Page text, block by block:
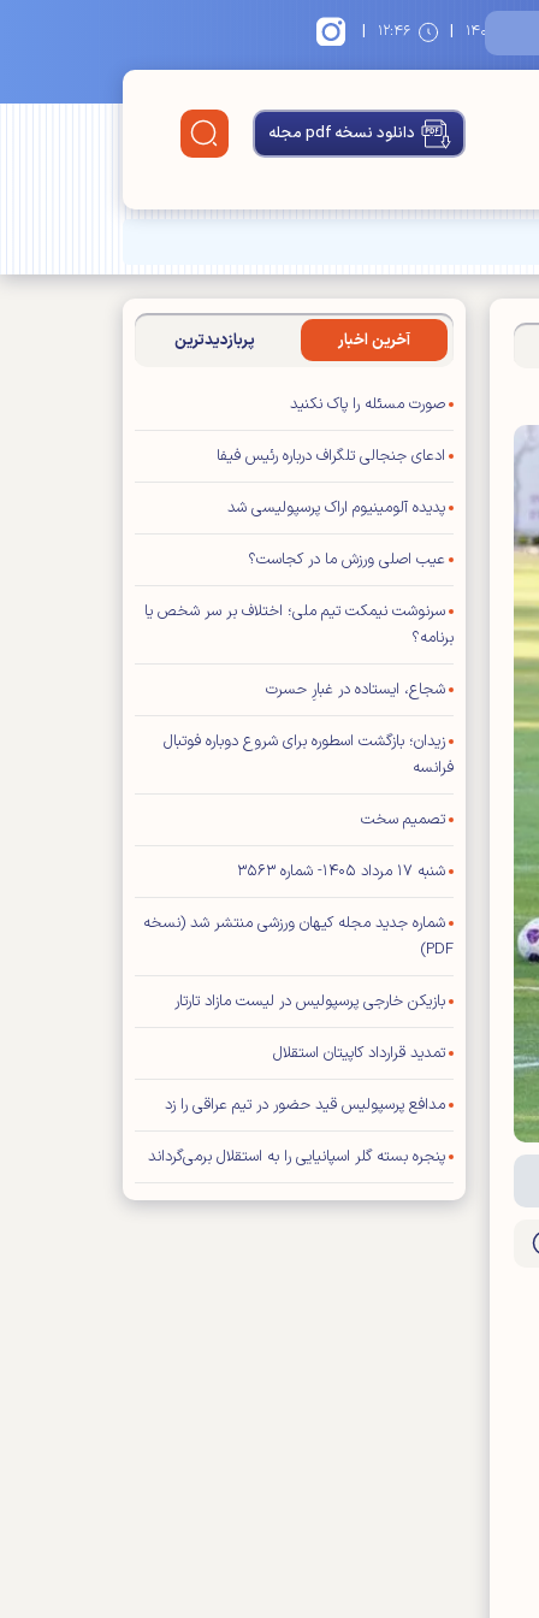
| ۱۲:۴۶ |
دانلود نسخه pdf مجله
آخرین اخبار پربازدیدترین
صورت مسئله را پاک نکنید
ادعای جنجالی تلگراف درباره رئیس فیفا
پدیده آلومینیوم اراک پرسپولیسی شد
عیب اصلی ورزش ما در کجاست؟
سرنوشت نیمکت تیم ملی؛ اختلاف بر سر شخص یا
برنامه؟
شجاع، ایستاده در غبارِ حسرت
زیدان؛ بازگشت اسطوره برای شروع دوباره فوتبال
فرانسه
تصمیم سخت
شنبه ۱۷ مرداد ۱۴۰۵- شماره ۳۵۶۳
شماره جدید مجله کیهان ورزشی منتشر شد (نسخه
PDF)
بازیکن خارجی پرسپولیس در لیست مازاد تارتار
تمدید قرارداد کاپیتان استقلال
مدافع پرسپولیس قید حضور در تیم عراقی را زد
پنجره بسته گلر اسپانیایی را به استقلال برمی‌گرداند
مهاجم خارجی پرسپولیس ماندنی شد